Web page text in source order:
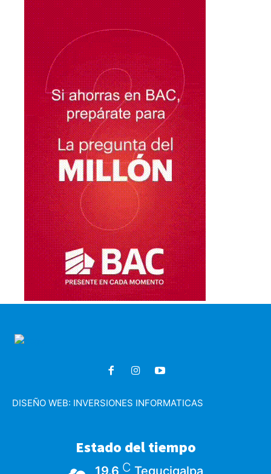
DISEÑO WEB: INVERSIONES INFORMATICAS
Estado del tiempo
C